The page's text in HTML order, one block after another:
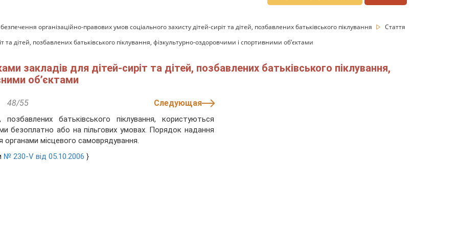
організаційно-правових умов соціального захисту дітей-сиріт та дітей, позбавлених батьківського піклування
Стаття
дітей, позбавлених батьківського піклування, фізкультурно-оздоровчими і спортивними об’єктами
закладів для дітей-сиріт та дітей, позбавлених батьківського піклування,
об’єктами
48/55 Следующая
батьківського піклування, користуються
безоплатно або на пільгових умовах. Порядок надання
органами місцевого самоврядування.
№ 230-V від 05.10.2006 }